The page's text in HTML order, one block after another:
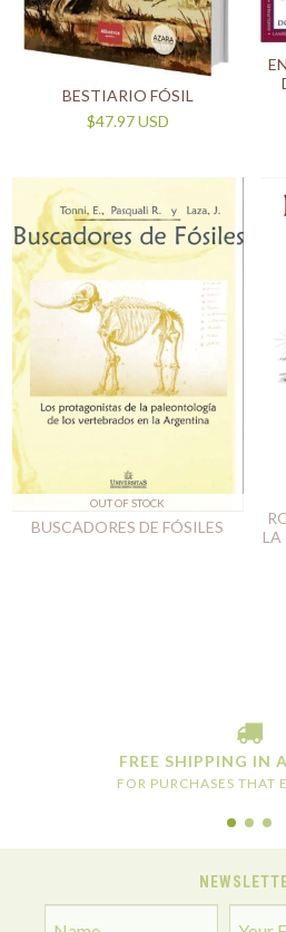
BESTIARIO FÓSIL
$47.97 USD
OUT OF STOCK
BUSCADORES DE FÓSILES
LA
FREE SHIPPING IN
FOR PURCHASES THAT